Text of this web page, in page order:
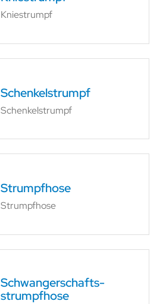
Kniestrumpf
Schenkel­strumpf
Schenkel­strumpf
Strumpfhose
Strumpfhose
Schwangerschafts­
strumpfhose